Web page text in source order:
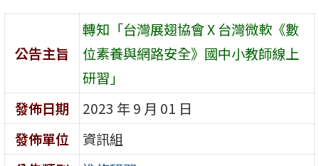
公告主旨
轉知「台灣展翅協會 X 台灣微軟《數
位素養與網路安全》國中小教師線上
研習」
發佈日期
2023 年 9 月 01 日
發佈單位
資訊組